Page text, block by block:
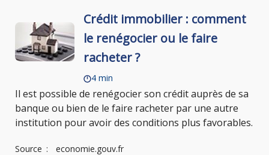
Crédit immobilier : comment
le renégocier ou le faire
racheter ?
4 min
Il est possible de renégocier son crédit auprès de sa
banque ou bien de le faire racheter par une autre
institution pour avoir des conditions plus favorables.
Source
economie.gouv.fr